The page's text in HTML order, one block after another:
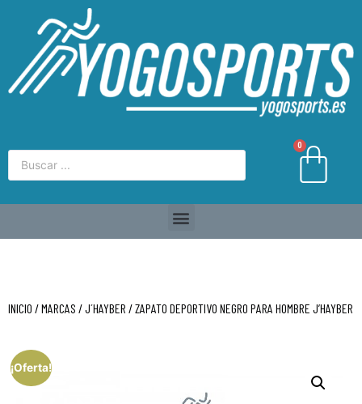
0
INICIO /MARCAS /J´HAYBER / ZAPATO DEPORTIVO NEGRO PARA HOMBRE J’HAYBER
¡Oferta!